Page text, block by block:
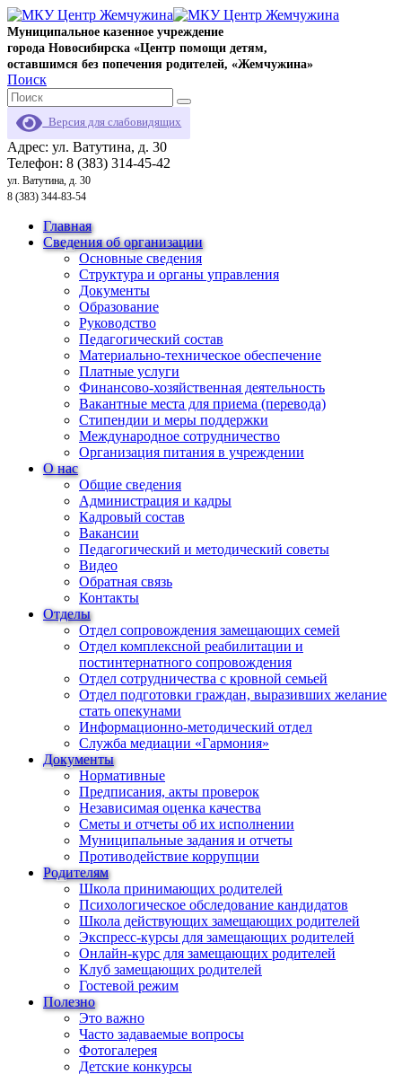
Муниципальное казенное учреждение
города Новосибирска «Центр помощи детям,
оставшимся без попечения родителей, «Жемчужина»
Поиск
Версия для слабовидящих
Адрес: ул. Ватутина, д. 30
Телефон: 8 (383) 314-45-42
ул. Ватутина, д. 30
8 (383) 344-83-54
Главная
Сведения об организации
Основные сведения
Структура и органы управления
Документы
Образование
Руководство
Педагогический состав
Материально-техническое обеспечение
Платные услуги
Финансово-хозяйственная деятельность
Вакантные места для приема (перевода)
Стипендии и меры поддержки
Международное сотрудничество
Организация питания в учреждении
О нас
Общие сведения
Администрация и кадры
Кадровый состав
Вакансии
Педагогический и методический советы
Видео
Обратная связь
Контакты
Отделы
Отдел сопровождения замещающих семей
Отдел комплексной реабилитации и
постинтернатного сопровождения
Отдел сотрудничества с кровной семьей
Отдел подготовки граждан, выразивших желание
стать опекунами
Информационно-методический отдел
Служба медиации «Гармония»
Документы
Нормативные
Предписания, акты проверок
Независимая оценка качества
Сметы и отчеты об их исполнении
Муниципальные задания и отчеты
Противодействие коррупции
Родителям
Школа принимающих родителей
Психологическое обследование кандидатов
Школа действующих замещающих родителей
Экспресс-курсы для замещающих родителей
Онлайн-курс для замещающих родителей
Клуб замещающих родителей
Гостевой режим
Полезно
Это важно
Часто задаваемые вопросы
Фотогалерея
Детские конкурсы